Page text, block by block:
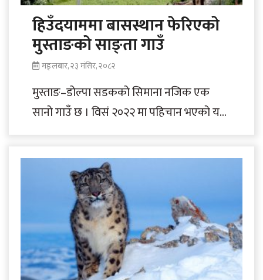
हिउँदयाममा बासस्थान फेरिएको
मुस्ताङको साङ्ता गाउँ
मङ्लबार, २३ मंसिर, २०८२
मुस्ताङ–डोल्पा सडकको सिमाना नजिक एक
सानो गाउँ छ । विसं २०२२ मा पहिचान भएको यस